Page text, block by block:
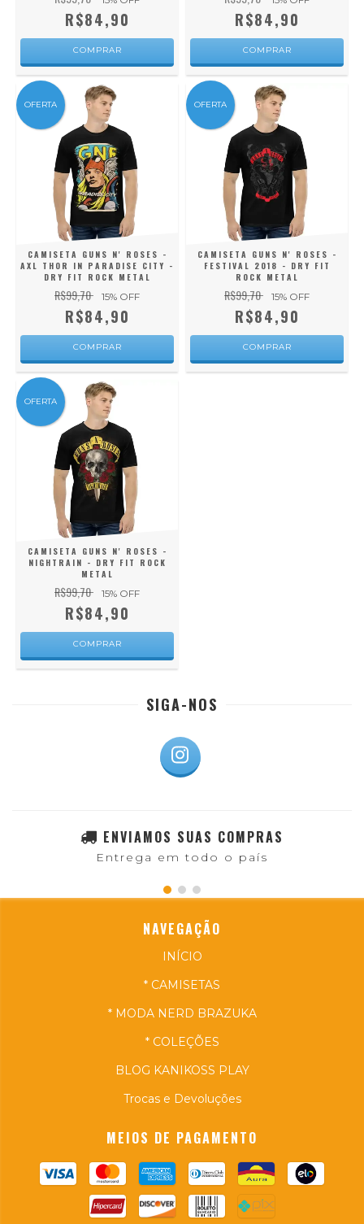
R$84,90
COMPRAR
R$84,90
COMPRAR
OFERTA
CAMISETA GUNS N' ROSES -
AXL THOR IN PARADISE CITY -
DRY FIT ROCK METAL
R$99,70 15% OFF
R$84,90
COMPRAR
OFERTA
CAMISETA GUNS N' ROSES -
FESTIVAL 2018 - DRY FIT
ROCK METAL
R$99,70 15% OFF
R$84,90
COMPRAR
OFERTA
CAMISETA GUNS N' ROSES -
NIGHTRAIN - DRY FIT ROCK
METAL
R$99,70 15% OFF
R$84,90
COMPRAR
SIGA-NOS
ENVIAMOS SUAS COMPRAS
Entrega em todo o país
NAVEGAÇÃO
INÍCIO
* CAMISETAS
* MODA NERD BRAZUKA
* COLEÇÕES
BLOG KANIKOSS PLAY
Trocas e Devoluções
MEIOS DE PAGAMENTO